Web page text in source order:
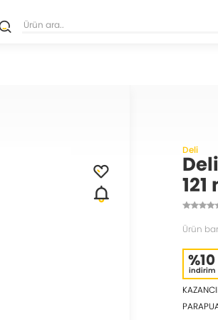
Deli
Ürün
%10
indirim